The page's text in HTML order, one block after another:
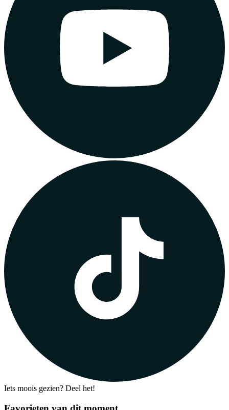
Iets moois gezien? Deel het!